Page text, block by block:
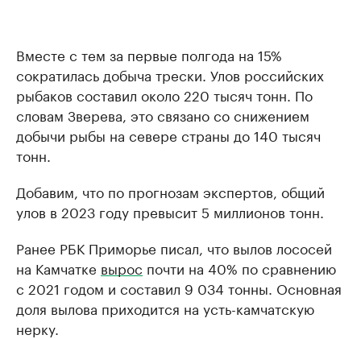
Вместе с тем за первые полгода на 15%
сократилась добыча трески. Улов российских
рыбаков составил около 220 тысяч тонн. По
словам Зверева, это связано со снижением
добычи рыбы на севере страны до 140 тысяч
тонн.
Добавим, что по прогнозам экспертов, общий
улов в 2023 году превысит 5 миллионов тонн.
Ранее РБК Приморье писал, что вылов лососей
на Камчатке вырос почти на 40% по сравнению
с 2021 годом и составил 9 034 тонны. Основная
доля вылова приходится на усть-камчатскую
нерку.